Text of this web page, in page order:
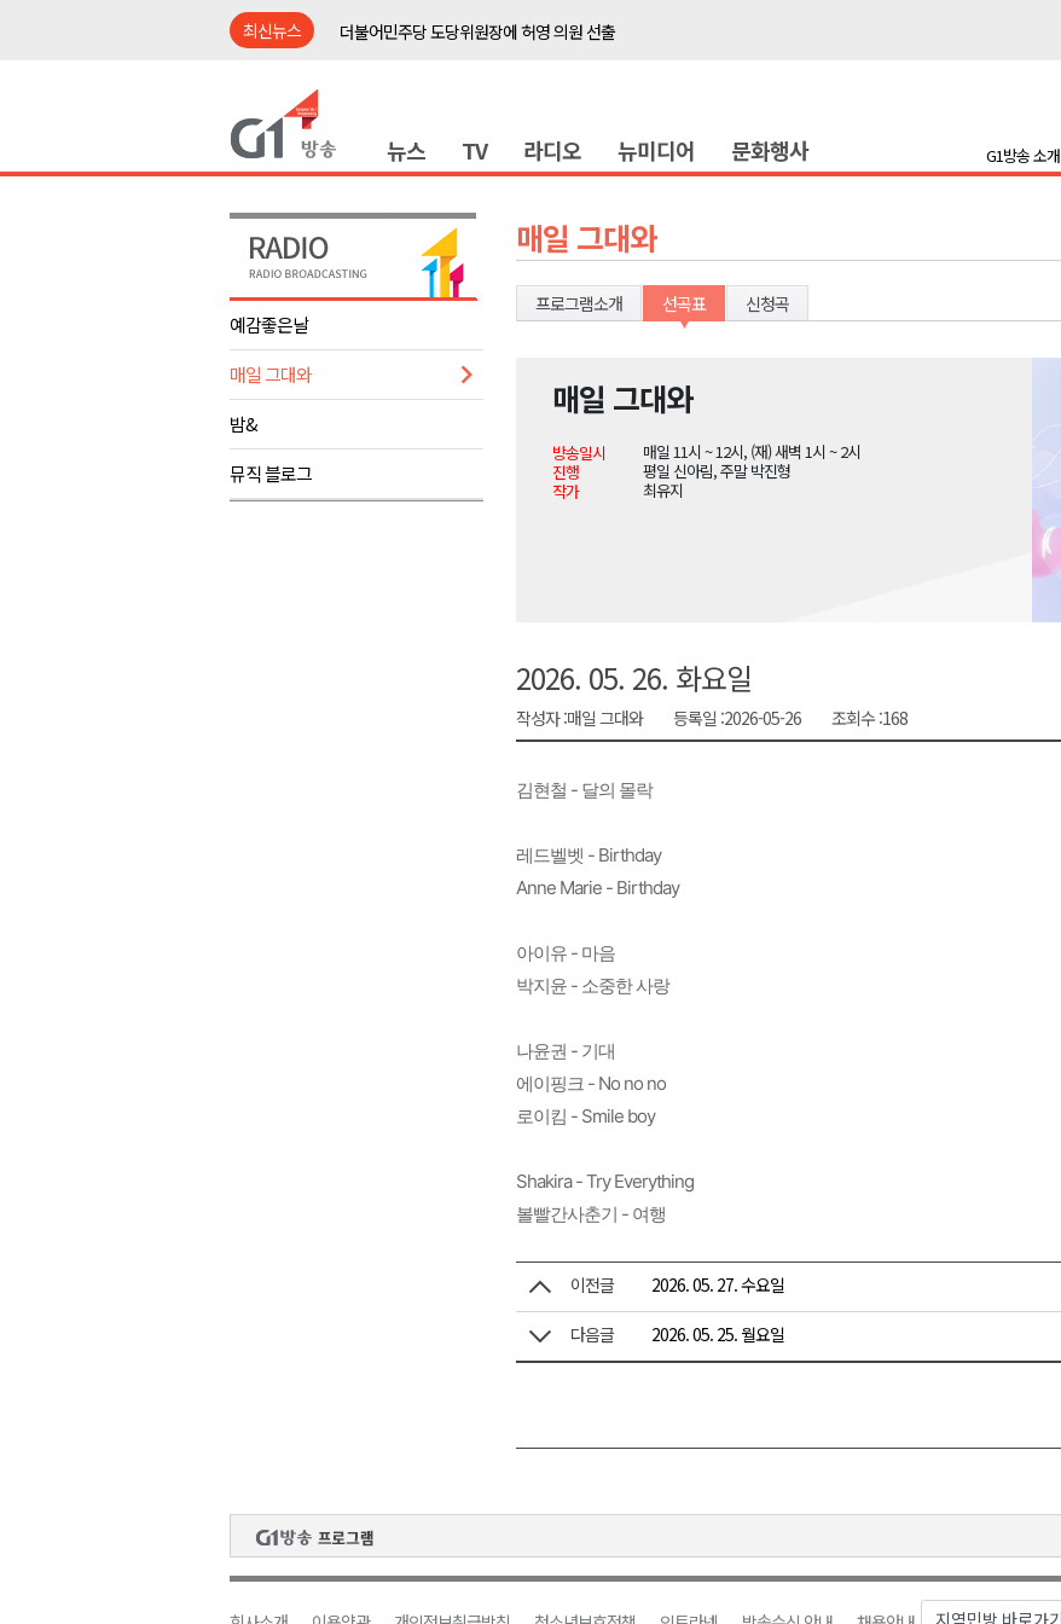
최신뉴스
더불어민주당 도당위원장에 허영 의원 선출
동해안 이안류..지자체 대응 강화
강원도 반려동물지원센터, 참여형 프로그램 신설
평창 전지훈련 성지..선수들 구슬땀
동해시, 어르신병원동행서비스 확대 운영
민주당 순회경선 합동연설회..강원 표심은
더불어민주당 도당위원장에 허영 의원 선출
수족구병 원인 바이러스 급증..위생 주의 당부
춘천 돈사 화재..평창 교통사고 4명 경상
동해시, 어르신병원동행서비스 확대 운영
원주환경청, 비산배출시설 미신고 사업장 점검
뉴스 TV 라디오 뉴미디어 문화행사 G1방송 소개
예감좋은날
매일 그대와
밤&
뮤직 블로그
매일 그대와
프로그램소개 선곡표 신청곡
매일 그대와
방송일시
매일 11시 ~ 12시, (재) 새벽 1시 ~ 2시
진행
평일 신아림, 주말 박진형
작가
최유지
2026. 05. 26. 화요일
작성자 :매일 그대와 등록일 :2026-05-26 조회수 :168
김현철 - 달의 몰락
레드벨벳 - Birthday
Anne Marie - Birthday
아이유 - 마음
박지윤 - 소중한 사랑
나윤권 - 기대
에이핑크 - No no no
로이킴 - Smile boy
Shakira - Try Everything
볼빨간사춘기 - 여행
이전글 2026. 05. 27. 수요일
다음글 2026. 05. 25. 월요일